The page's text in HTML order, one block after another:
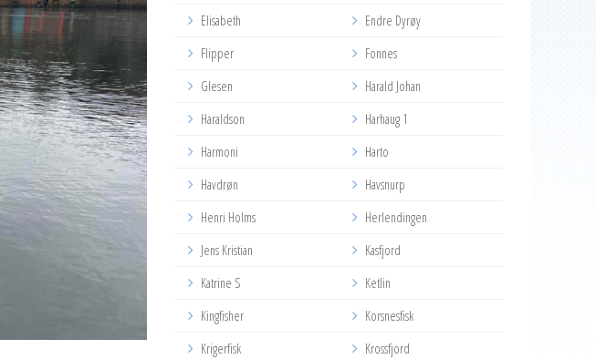
Elisabeth
Endre Dyrøy
Flipper
Fonnes
Glesen
Harald Johan
Haraldson
Harhaug 1
Harmoni
Harto
Havdrøn
Havsnurp
Henri Holms
Herlendingen
Jens Kristian
Kasfjord
Katrine S
Ketlin
Kingfisher
Korsnesfisk
Krigerfisk
Krossfjord